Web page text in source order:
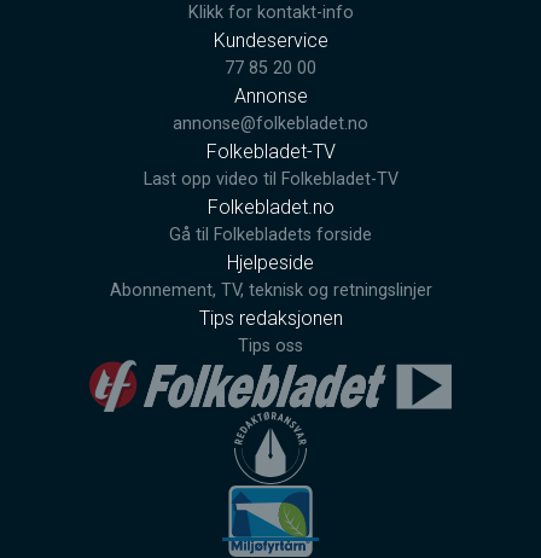
Klikk for kontakt-info
Kundeservice
77 85 20 00
Annonse
annonse@folkebladet.no
Folkebladet-TV
Last opp video til Folkebladet-TV
Folkebladet.no
Gå til Folkebladets forside
Hjelpeside
Abonnement, TV, teknisk og retningslinjer
Tips redaksjonen
Tips oss